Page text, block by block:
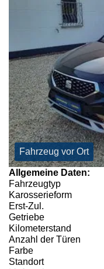
Fahrzeug vor Ort
Allgemeine Daten:
Fahrzeugtyp
Karosserieform
Erst-Zul.
Getriebe
Kilometerstand
Anzahl der Türen
Farbe
Standort